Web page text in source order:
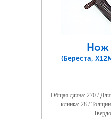
Нож
(Береста,
Общая длина: 270 /
клинка: 28 /